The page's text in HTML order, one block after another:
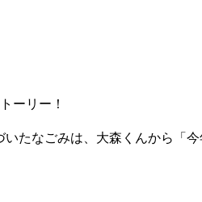
ーリー！
たなごみは、大森くんから「